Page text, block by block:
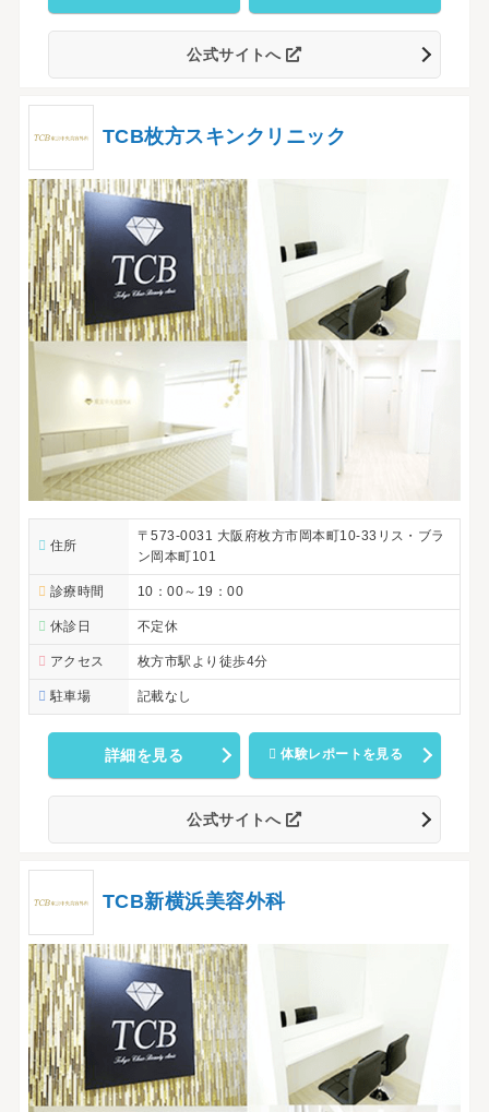
公式サイトへ
TCB枚方スキンクリニック
住所
〒573-0031 大阪府枚方市岡本町10-33リス・ブラ
ン岡本町101
診療時間 10：00～19：00
休診日 不定休
アクセス 枚方市駅より徒歩4分
駐車場 記載なし
詳細を見る 体験レポートを見る
公式サイトへ
TCB新横浜美容外科